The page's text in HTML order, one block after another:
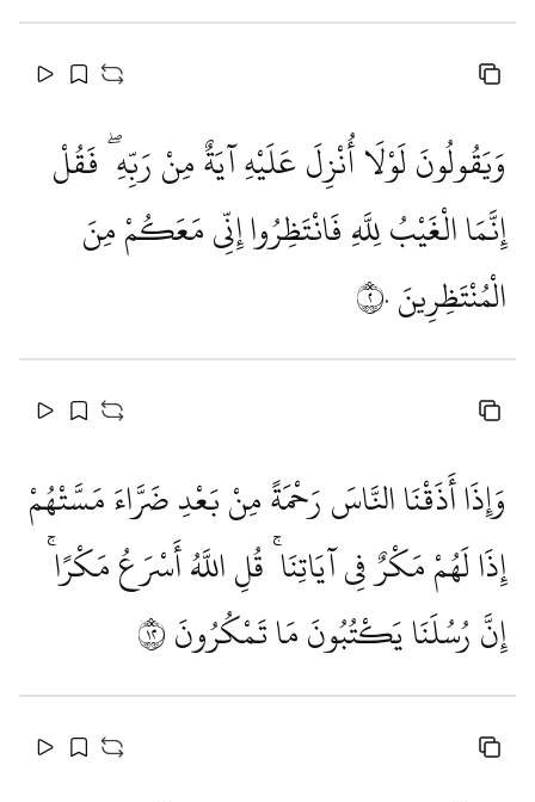
وَيَقُولُونَ لَوْلَا أُنْزِلَ عَلَيْهِ آيَةٌ مِنْ رَبِّهِ ۖ فَقُلْ
إِنَّمَا الْغَيْبُ لِلَّهِ فَانْتَظِرُوا إِنِّي مَعَكُمْ مِنَ
الْمُنْتَظِرِينَ٢٠
وَإِذَا أَذَقْنَا النَّاسَ رَحْمَةً مِنْ بَعْدِ ضَرَّاءَ مَسَّتْهُمْ
إِذَا لَهُمْ مَكْرٌ فِي آيَاتِنَا ۚ قُلِ اللَّهُ أَسْرَعُ مَكْرًا ۚ
إِنَّ رُسُلَنَا يَكْتُبُونَ مَا تَمْكُرُونَ٢١